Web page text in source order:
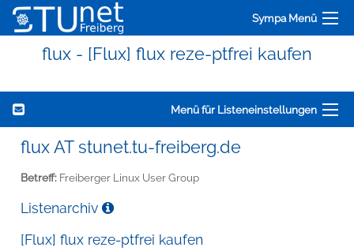
Sympa Menü
flux - [Flux] flux reze-ptfrei kaufen
Menü für Listeneinstellungen
flux AT stunet.tu-freiberg.de
Betreff: Freiberger Linux User Group
Listenarchiv
[Flux] flux reze-ptfrei kaufen